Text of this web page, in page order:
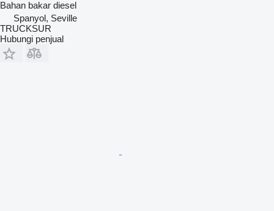
Bahan bakar diesel
Spanyol, Seville
TRUCKSUR
Hubungi penjual